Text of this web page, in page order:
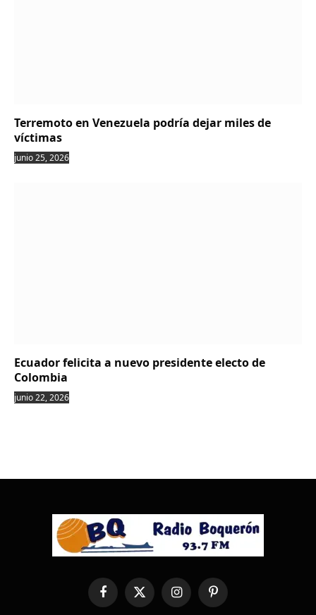
Terremoto en Venezuela podría dejar miles de
víctimas
junio 25, 2026
Ecuador felicita a nuevo presidente electo de
Colombia
junio 22, 2026
FacebookX
(Twitter)
InstagramPinterest